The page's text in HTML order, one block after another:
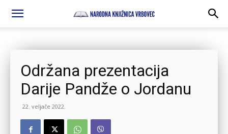
Održana prezentacija
Darije Pandže o Jordanu
22. veljače 2022.